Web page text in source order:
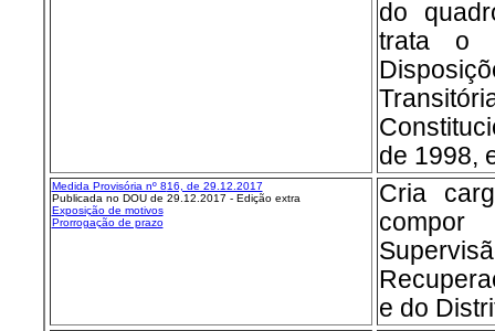
do
trata o
de 1998,
Medida Provisória nº 816, de 29.12.2017
Publicada no DOU de 29.12.2017 - Edição extra
Exposição de motivos
Prorrogação de prazo
Cria
e do